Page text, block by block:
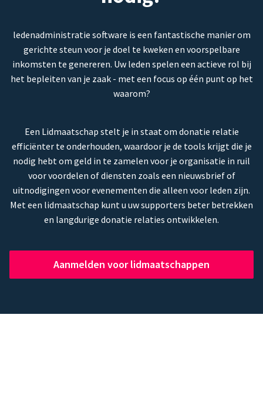
ledenadministratie software is een fantastische manier om
gerichte steun voor je doel te kweken en voorspelbare
inkomsten te genereren. Uw leden spelen een actieve rol bij
het bepleiten van je zaak - met een focus op één punt op het
waarom?
Een Lidmaatschap stelt je in staat om donatie relatie
efficiënter te onderhouden, waardoor je de tools krijgt die je
nodig hebt om geld in te zamelen voor je organisatie in ruil
voor voordelen of diensten zoals een nieuwsbrief of
uitnodigingen voor evenementen die alleen voor leden zijn.
Met een lidmaatschap kunt u uw supporters beter betrekken
en langdurige donatie relaties ontwikkelen.
Aanmelden voor lidmaatschappen